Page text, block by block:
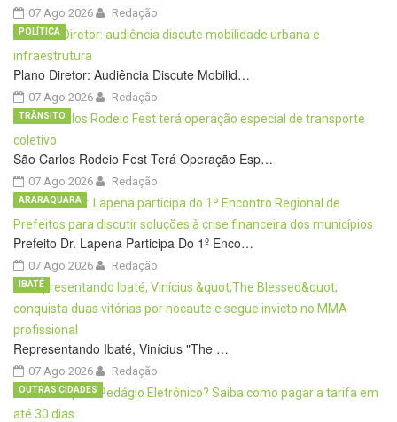
07 Ago 2026 Redação
Plano Diretor: Audiência Discute Mobilid…
07 Ago 2026
POLÍTICA
Redação
São Carlos Rodeio Fest Terá Operação Esp…
07 Ago 2026
TRÂNSITO
Redação
Prefeito Dr. Lapena Participa Do 1º Enco…
07 Ago 2026
ARARAQUARA
Redação
Representando Ibaté, Vinícius "The …
07 Ago 2026
IBATÉ
Redação
OUTRAS CIDADES